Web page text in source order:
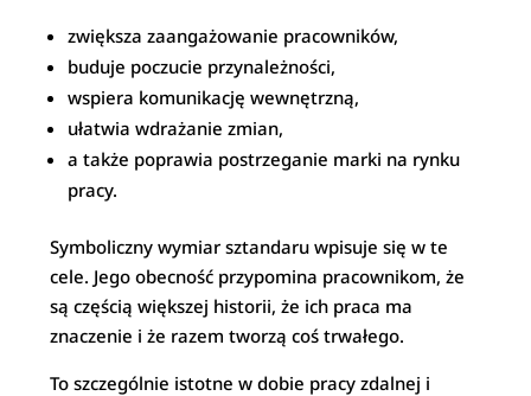
zwiększa zaangażowanie pracowników,
buduje poczucie przynależności,
wspiera komunikację wewnętrzną,
ułatwia wdrażanie zmian,
a także poprawia postrzeganie marki na rynku
pracy.
Symboliczny wymiar sztandaru wpisuje się w te
cele. Jego obecność przypomina pracownikom, że
są częścią większej historii, że ich praca ma
znaczenie i że razem tworzą coś trwałego.
To szczególnie istotne w dobie pracy zdalnej i